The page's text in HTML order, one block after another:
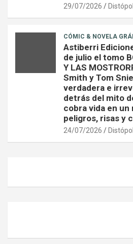
29/07/2026
CÓMIC & NOVELA
Astiberri
de julio el tomo
Y LAS
Smith y Tom
verdadera e
detrás del mito
cobra vida en
peligros, risas y
24/07/2026